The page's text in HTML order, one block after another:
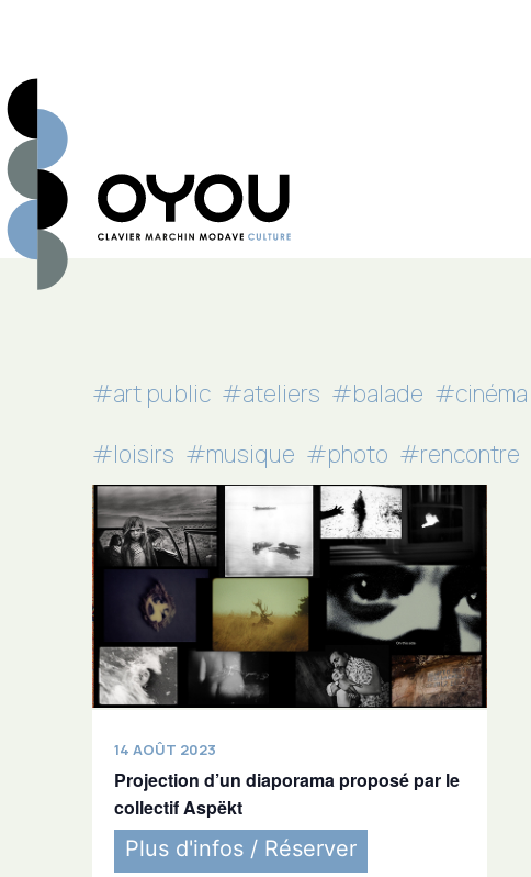
#art public #ateliers #balade #cinéma
#loisirs #musique #photo #rencontre
14 AOÛT 2023
Projection d’un diaporama proposé par le
collectif Aspëkt
Plus d'infos / Réserver